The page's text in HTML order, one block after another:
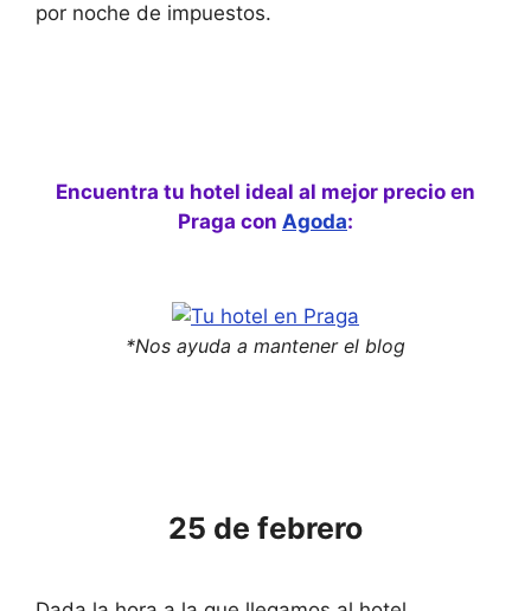
por noche de impuestos.
Encuentra tu hotel ideal al mejor precio en
Praga con Agoda:
*Nos ayuda a mantener el blog
25 de febrero